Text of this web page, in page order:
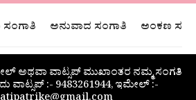
ಸಂಗಾತಿ ಅನುವಾದ ಸಂಗಾತಿ ಅಂಕಣ
ಅಥವಾ ವಾಟ್ಸಪ್ ಮುಖಾಂತರ ನಮ್ಮ ಸಂಗತಿ
ವಾಟ್ಸಪ್‌ :- 9483261944, ಇಮೇಲ್ :-